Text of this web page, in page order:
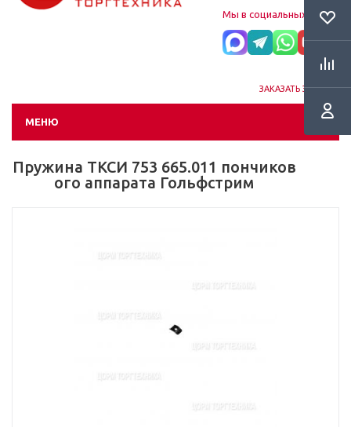
Мы в социальных сетях:
ЗАКАЗАТЬ ЗВОНОК
МЕНЮ
Пружина ТКСИ 753 665.011 пончиков
ого аппарата Гольфстрим